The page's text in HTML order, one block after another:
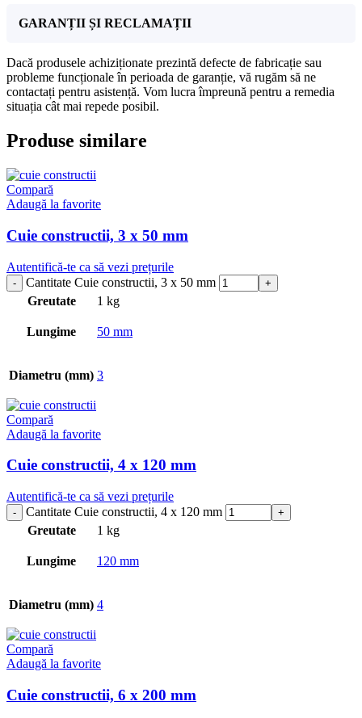
GARANȚII ȘI RECLAMAȚII
Dacă produsele achiziționate prezintă defecte de fabricație sau
probleme funcționale în perioada de garanție, vă rugăm să ne
contactați pentru asistență. Vom lucra împreună pentru a remedia
situația cât mai repede posibil.
Produse similare
Compară
Adaugă la favorite
Cuie constructii, 3 x 50 mm
Autentifică-te ca să vezi prețurile
Cantitate Cuie constructii, 3 x 50 mm
Greutate
1 kg
Lungime 50 mm
Diametru (mm) 3
Compară
Adaugă la favorite
Cuie constructii, 4 x 120 mm
Autentifică-te ca să vezi prețurile
Cantitate Cuie constructii, 4 x 120 mm
Greutate
1 kg
Lungime 120 mm
Diametru (mm) 4
Compară
Adaugă la favorite
Cuie constructii, 6 x 200 mm